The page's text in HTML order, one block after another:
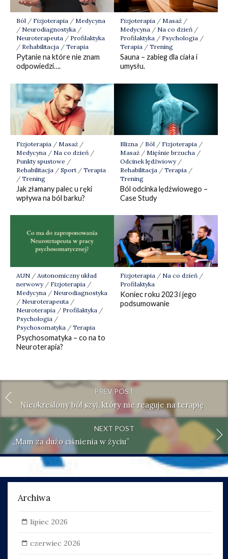
Ból/ Fizjoterapia/ Medycyna
/ Neurodiagnostyka/
Neuroterapeuta/ Profilaktyka
/ Rehabilitacja/ Terapia
Pytanie na które nie znam
odpowiedzi….
Fizjoterapia/ Masaż/
Medycyna/ Na co dzień/
Profilaktyka/ Psychologia/
Terapia/ Trening
Sauna – zabieg dla ciała i
umysłu.
Fizjoterapia / Masaż/
Medycyna / Na co dzień/
Punkty spustowe/
Rehabilitacja / Sport/ Terapia
/ Trening
Jak złamany palec u ręki
wpływa na ból barku?
Blizna / Ból / Fizjoterapia /
Masaż/ Mięśnie brzucha /
Odcinek lędźwiowy/
Rehabilitacja / Terapia /
Trening
Ból odcinka lędźwiowego –
Case Study
AUN/ Autonomiczny układ
nerwowy/ Fizjoterapia/
Medycyna/ Neurodiagnostyka
/ Neuroterapeuta/
Neuroterapia/ Profilaktyka/
Psychologia/
Psychosomatyka/ Terapia
Psychosomatyka – co na to
Neuroterapia?
Fizjoterapia/ Na co dzień/
Profilaktyka
Koniec roku 2023 i jego
podsumowanie
PREV POST
Nieokreślony ból szyi, który nie reaguje na terapię
NEXT POST
„Mam za dużo ciśnienia w życiu”
Archiwa
lipiec 2026
czerwiec 2026